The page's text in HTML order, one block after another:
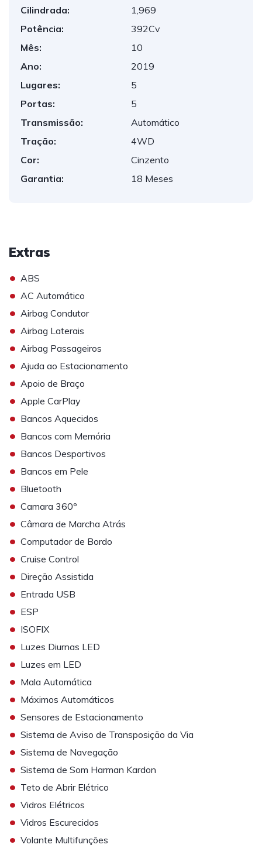
Cilindrada:
1,969
Potência:
392Cv
Mês:
10
Ano:
2019
Lugares:
5
Portas:
5
Transmissão:
Automático
Tração:
4WD
Cor:
Cinzento
Garantia:
18 Meses
Extras
• ABS
• AC Automático
• Airbag Condutor
• Airbag Laterais
• Airbag Passageiros
• Ajuda ao Estacionamento
• Apoio de Braço
• Apple CarPlay
• Bancos Aquecidos
• Bancos com Memória
• Bancos Desportivos
• Bancos em Pele
• Bluetooth
• Camara 360º
• Câmara de Marcha Atrás
• Computador de Bordo
• Cruise Control
• Direção Assistida
• Entrada USB
• ESP
• ISOFIX
• Luzes Diurnas LED
• Luzes em LED
• Mala Automática
• Máximos Automáticos
• Sensores de Estacionamento
• Sistema de Aviso de Transposição da Via
• Sistema de Navegação
• Sistema de Som Harman Kardon
• Teto de Abrir Elétrico
• Vidros Elétricos
• Vidros Escurecidos
• Volante Multifunções